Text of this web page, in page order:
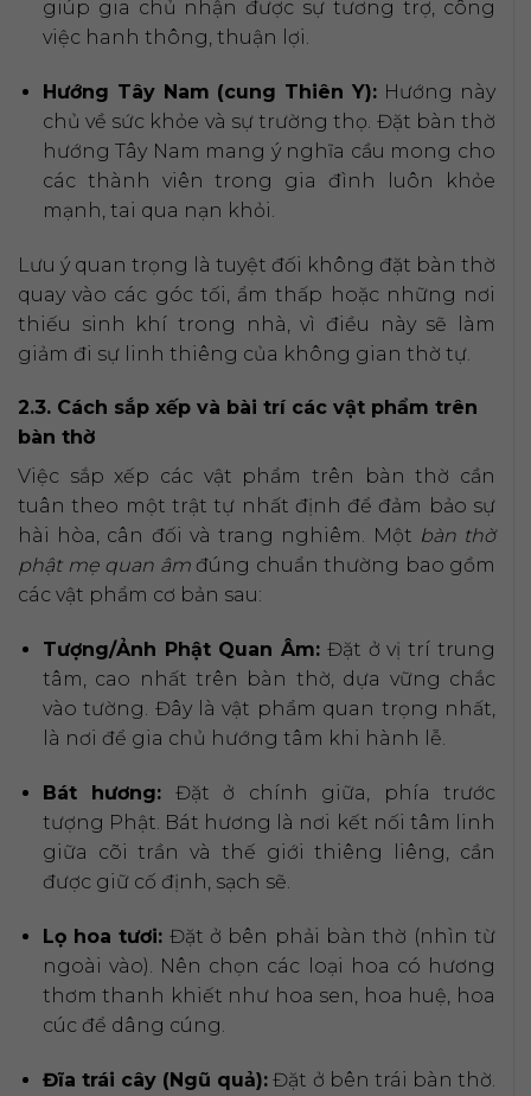
giúp gia chủ nhận được sự tương trợ, công
việc hanh thông, thuận lợi.
Hướng Tây Nam (cung Thiên Y): Hướng này
chủ về sức khỏe và sự trường thọ. Đặt bàn thờ
hướng Tây Nam mang ý nghĩa cầu mong cho
các thành viên trong gia đình luôn khỏe
mạnh, tai qua nạn khỏi.
Lưu ý quan trọng là tuyệt đối không đặt bàn thờ
quay vào các góc tối, ẩm thấp hoặc những nơi
thiếu sinh khí trong nhà, vì điều này sẽ làm
giảm đi sự linh thiêng của không gian thờ tự.
2.3. Cách sắp xếp và bài trí các vật phẩm trên
bàn thờ
Việc sắp xếp các vật phẩm trên bàn thờ cần
tuân theo một trật tự nhất định để đảm bảo sự
hài hòa, cân đối và trang nghiêm. Một bàn thờ
phật mẹ quan âmđúng chuẩn thường bao gồm
các vật phẩm cơ bản sau:
Tượng/Ảnh Phật Quan Âm: Đặt ở vị trí trung
tâm, cao nhất trên bàn thờ, dựa vững chắc
vào tường. Đây là vật phẩm quan trọng nhất,
là nơi để gia chủ hướng tâm khi hành lễ.
Bát hương: Đặt ở chính giữa, phía trước
tượng Phật. Bát hương là nơi kết nối tâm linh
giữa cõi trần và thế giới thiêng liêng, cần
được giữ cố định, sạch sẽ.
Lọ hoa tươi: Đặt ở bên phải bàn thờ (nhìn từ
ngoài vào). Nên chọn các loại hoa có hương
thơm thanh khiết như hoa sen, hoa huệ, hoa
cúc để dâng cúng.
Đĩa trái cây (Ngũ quả): Đặt ở bên trái bàn thờ.